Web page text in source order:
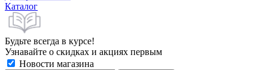
Каталог
Будьте всегда в курсе!
Узнавайте о скидках и акциях первым
Новости магазина